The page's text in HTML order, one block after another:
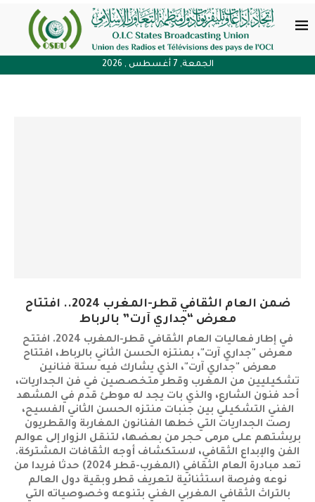
الجمعة, 7 أغسطس , 2026
ضمن العام الثقافي قطر-المغرب 2024.. افتتاح
معرض “جداري آرت” بالرباط
في إطار فعاليات العام الثقافي قطر-المغرب 2024. افتتح
معرض "جداري آرت"، بمنتزه الحسن الثاني بالرباط، افتتاح
معرض "جداري آرت"، الذي يشارك فيه ستة فنانين
تشكيليين من المغرب وقطر متخصصين في فن الجداريات،
أحد فنون الشارع، والذي بات يجد له موطئ قدم في المشهد
الفني التشكيلي بين جنبات منتزه الحسن الثاني الفسيح،
رصت الجداريات التي خطها الفنانون المغاربة والقطريون
بريشتهم على مرمى حجر من بعضها، لتنقل الزوار إلى عوالم
الفن والإبداع الثقافي، لاستكشاف أوجه الثقافات المشتركة.
تعد مبادرة العام الثقافي (المغرب-قطر 2024) حدثا فريدا من
نوعه وفرصة استثنائية لتعريف قطر وبقية دول العالم
بالتراث الثقافي المغربي الغني بتنوعه وخصوصياته التي